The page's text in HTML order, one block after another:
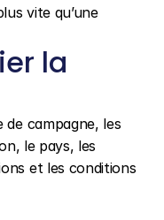
vite qu’une
la
campagne, les
le pays, les
et les conditions